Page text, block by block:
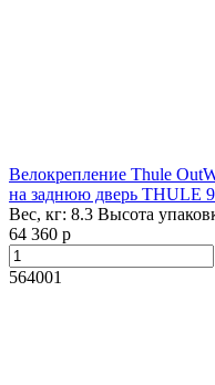
Велокрепление Thule
на заднюю дверь THULE
Вес, кг: 8.3 Высота
64 360 р
564001